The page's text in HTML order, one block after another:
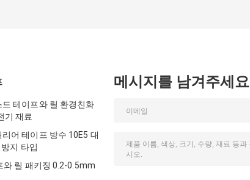
테이프와 릴 환경친화
기 재료
어 테이프 방수 10E5 대
지 타입
와 릴 패키징 0.2-0.5mm
메시지를 남겨주세요